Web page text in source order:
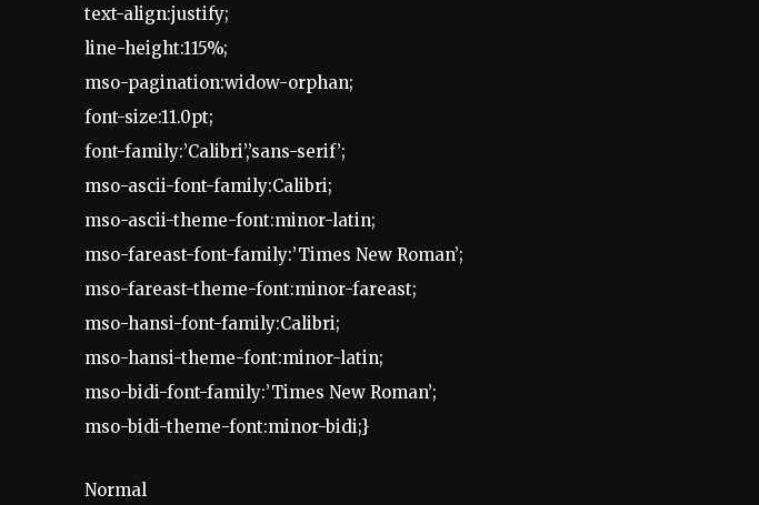
text-align:justify;
line-height:115%;
mso-pagination:widow-orphan;
font-size:11.0pt;
font-family:’Calibri’,’sans-serif’;
mso-ascii-font-family:Calibri;
mso-ascii-theme-font:minor-latin;
mso-fareast-font-family:’Times New Roman’;
mso-fareast-theme-font:minor-fareast;
mso-hansi-font-family:Calibri;
mso-hansi-theme-font:minor-latin;
mso-bidi-font-family:’Times New Roman’;
mso-bidi-theme-font:minor-bidi;}
Normal